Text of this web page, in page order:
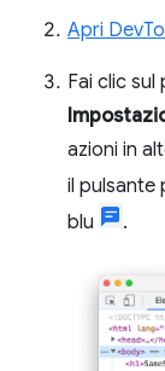
Apri
Fai clic sul
azioni in
il pulsante
blu
.